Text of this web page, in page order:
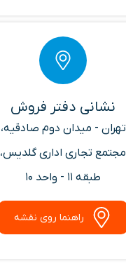
نشانی دفتر فروش
تهران - میدان دوم صادقیه،
مجتمع تجاری اداری گلدیس،
طبقه 11 - واحد 10
راهنما روی نقشه